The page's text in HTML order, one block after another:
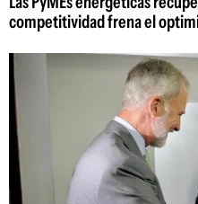
competitividad frena el